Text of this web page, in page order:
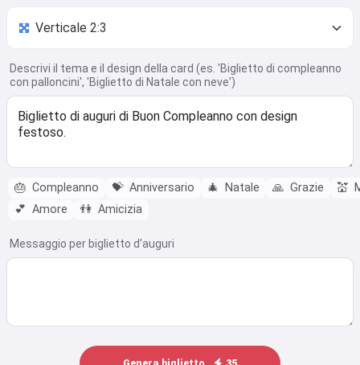
Descrivi il tema e il design della card (es. 'Biglietto di compleanno
con palloncini', 'Biglietto di Natale con neve')
🎂 Compleanno 💝 Anniversario 🎄 Natale 🙏 Grazie 💒
💕 Amore 👫 Amicizia
Messaggio per biglietto d’auguri